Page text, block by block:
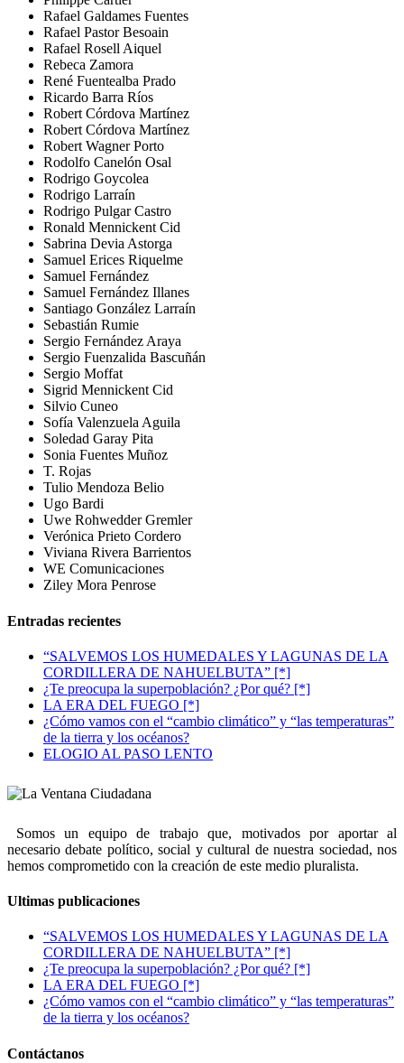
Rafael Galdames Fuentes
Rafael Pastor Besoain
Rafael Rosell Aiquel
Rebeca Zamora
René Fuentealba Prado
Ricardo Barra Ríos
Robert Córdova Martínez
Robert Córdova Martínez
Robert Wagner Porto
Rodolfo Canelón Osal
Rodrigo Goycolea
Rodrigo Larraín
Rodrigo Pulgar Castro
Ronald Mennickent Cid
Sabrina Devia Astorga
Samuel Erices Riquelme
Samuel Fernández
Samuel Fernández Illanes
Santiago González Larraín
Sebastián Rumie
Sergio Fernández Araya
Sergio Fuenzalida Bascuñán
Sergio Moffat
Sigrid Mennickent Cid
Silvio Cuneo
Sofía Valenzuela Aguila
Soledad Garay Pita
Sonia Fuentes Muñoz
T. Rojas
Tulio Mendoza Belio
Ugo Bardi
Uwe Rohwedder Gremler
Verónica Prieto Cordero
Viviana Rivera Barrientos
WE Comunicaciones
Ziley Mora Penrose
Entradas recientes
“SALVEMOS LOS HUMEDALES Y LAGUNAS DE LA
CORDILLERA DE NAHUELBUTA” [*]
¿Te preocupa la superpoblación? ¿Por qué? [*]
LA ERA DEL FUEGO [*]
¿Cómo vamos con el “cambio climático” y “las temperaturas”
de la tierra y los océanos?
ELOGIO AL PASO LENTO
Somos un equipo de trabajo que, motivados por aportar al
necesario debate político, social y cultural de nuestra sociedad, nos
hemos comprometido con la creación de este medio pluralista.
Ultimas publicaciones
“SALVEMOS LOS HUMEDALES Y LAGUNAS DE LA
CORDILLERA DE NAHUELBUTA” [*]
¿Te preocupa la superpoblación? ¿Por qué? [*]
LA ERA DEL FUEGO [*]
¿Cómo vamos con el “cambio climático” y “las temperaturas”
de la tierra y los océanos?
Contáctanos